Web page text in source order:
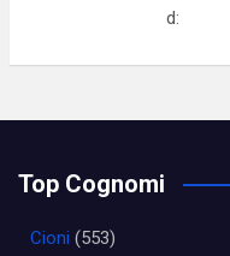
d:
Top Cognomi
Cioni (553)